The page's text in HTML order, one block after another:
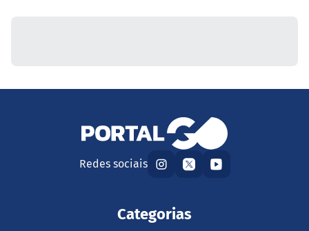
Redes sociais
Categorias